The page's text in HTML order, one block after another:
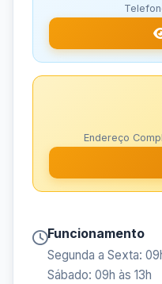
Endereço
Funcionamento
Segunda a Sexta:
Sábado: 09h às 13h